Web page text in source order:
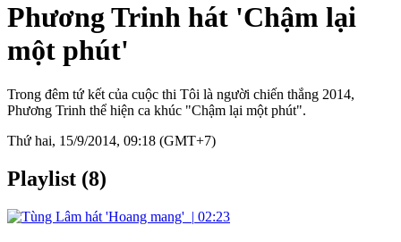
Phương Trinh hát 'Chậm lại
một phút'
Trong đêm tứ kết của cuộc thi Tôi là người chiến thắng 2014,
Phương Trinh thể hiện ca khúc "Chậm lại một phút".
Thứ hai, 15/9/2014, 09:18 (GMT+7)
Playlist (8)
| 02:23